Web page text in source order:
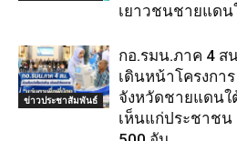
เยาวชนชายแดน
ข่าวประชาสัมพันธ์
กอ.รมน.ภาค 4 ส
เดินหน้าโครงกา
จังหวัดชายแดนใ
เห็นแก่ประชาชน